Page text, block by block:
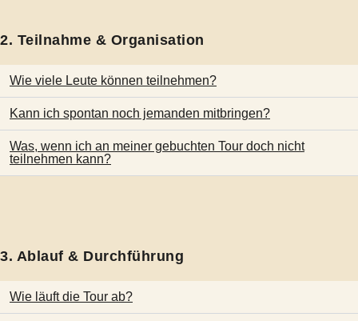
2. Teilnahme & Organisation
Wie viele Leute können teilnehmen?
Kann ich spontan noch jemanden mitbringen?
Was, wenn ich an meiner gebuchten Tour doch nicht
teilnehmen kann?
3. Ablauf & Durchführung
Wie läuft die Tour ab?